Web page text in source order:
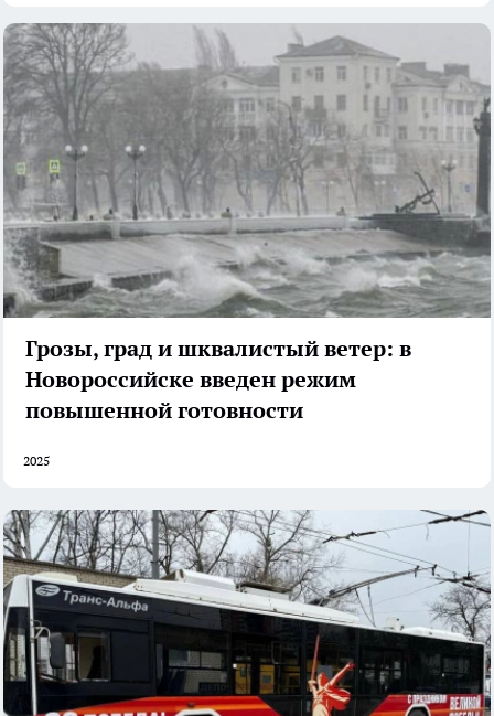
Грозы, град и шквалистый ветер: в
Новороссийске введен режим
повышенной готовности
2025